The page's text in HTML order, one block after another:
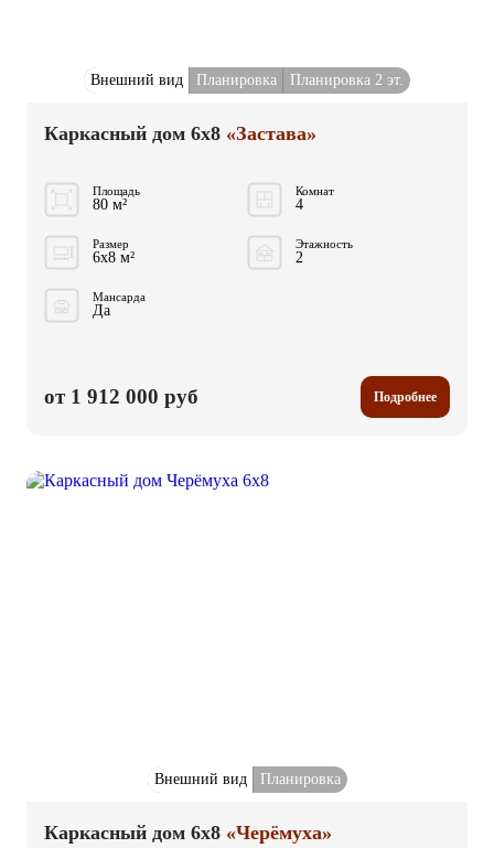
Внешний вид Планировка Планировка 2 эт.
Каркасный дом 6x8 «Застава»
Площадь
80 м²
Комнат
4
Размер
6x8 м²
Этажность
2
Мансарда
Да
от 1 912 000 руб Подробнее
Внешний вид Планировка
Каркасный дом 6x8 «Черёмуха»